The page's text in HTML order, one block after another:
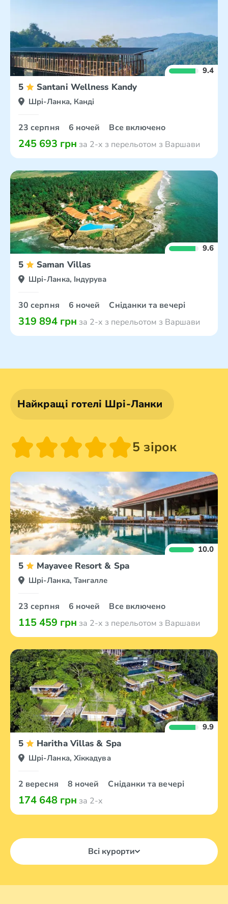
9.4
5 Santani Wellness Kandy
Шрі-Ланка, Канді
23 серпня 6 ночей Все включено
245 693 грн за 2-х з перельотом з Варшави
9.6
5 Saman Villas
Шрі-Ланка, Індурува
30 серпня 6 ночей Сніданки та вечері
319 894 грн за 2-х з перельотом з Варшави
Найкращі готелі Шрі-Ланки
5 зірок
10.0
5 Mayavee Resort & Spa
Шрі-Ланка, Тангалле
23 серпня 6 ночей Все включено
115 459 грн за 2-х з перельотом з Варшави
9.9
5 Haritha Villas & Spa
Шрі-Ланка, Хіккадува
2 вересня 8 ночей Сніданки та вечері
174 648 грн за 2-х
Всі курорти